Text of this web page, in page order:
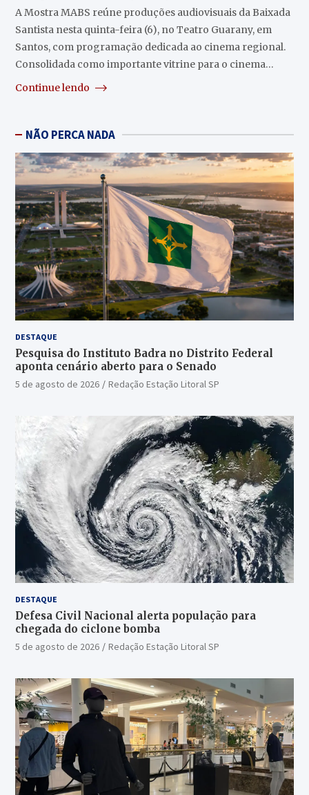
A Mostra MABS reúne produções audiovisuais da Baixada
Santista nesta quinta-feira (6), no Teatro Guarany, em
Santos, com programação dedicada ao cinema regional.
Consolidada como importante vitrine para o cinema…
Continue lendo
NÃO PERCA NADA
DESTAQUE
Pesquisa do Instituto Badra no Distrito Federal
aponta cenário aberto para o Senado
5 de agosto de 2026 Redação Estação Litoral SP
DESTAQUE
Defesa Civil Nacional alerta população para
chegada do ciclone bomba
5 de agosto de 2026 Redação Estação Litoral SP